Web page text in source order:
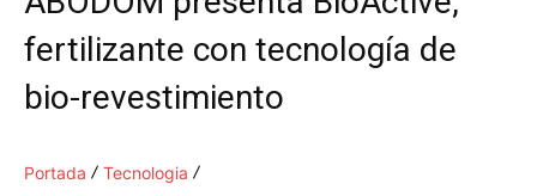
fertilizante con tecnología de
bio-revestimiento
Portada Tecnologia